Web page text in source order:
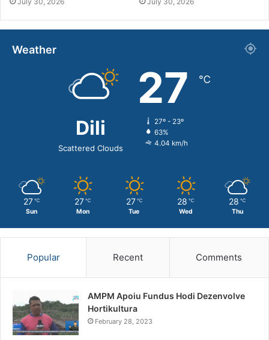
Weather
Dili
Scattered Clouds
27 ℃
27º - 23º
63%
4.04 km/h
27 ℃
Sun
27 ℃
Mon
27 ℃
Tue
28 ℃
Wed
28 ℃
Thu
Popular Recent Comments
AMPM Apoiu Fundus Hodi Dezenvolve
Hortikultura
February 28, 2023